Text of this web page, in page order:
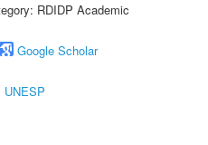
RDIDP Academic
Google Scholar
UNESP